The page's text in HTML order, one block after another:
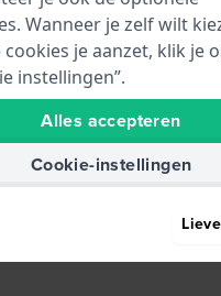
horloge bevestigd
heeft een rechte
Wanneer je zelf wilt
cookies je aanzet, klik je
instellingen”.
Alles accepteren
Cookie-instellingen